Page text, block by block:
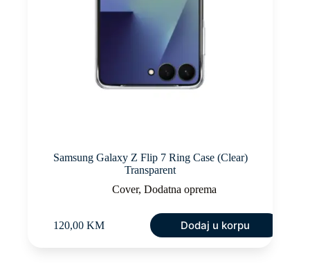
Samsung Galaxy Z Flip 7 Ring Case (Clear)
Transparent
Cover, Dodatna oprema
120,00 KM Dodaj u korpu